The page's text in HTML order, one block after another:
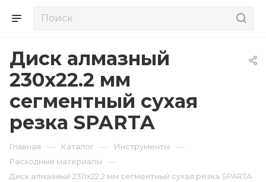
Диск алмазный
230х22.2 мм
сегментный сухая
резка SPARTA
Главная — Каталог — Инструменты —
Расходные материалы —
Диск алмазный 230х22.2 мм сегментный сухая резка SPARTA